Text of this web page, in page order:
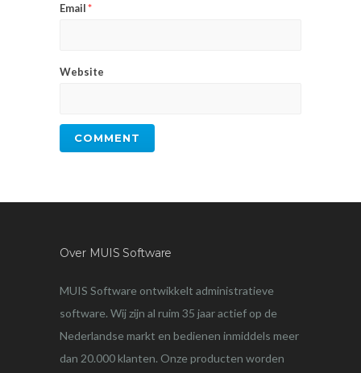
Email*
Website
Over MUIS Software
MUIS Software ontwikkelt administratieve
software. Wij zijn al ruim 35 jaar actief op de
Nederlandse markt en bedienen inmiddels meer
dan 20.000 klanten. Onze producten worden